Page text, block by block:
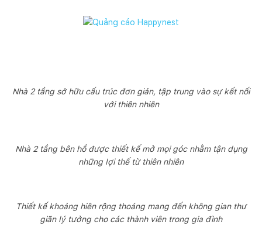
Nhà 2 tầng sở hữu cấu trúc đơn giản, tập trung vào sự kết nối
với thiên nhiên
Nhà 2 tầng bên hồ được thiết kế mở mọi góc nhằm tận dụng
những lợi thế từ thiên nhiên
Thiết kế khoảng hiên rộng thoáng mang đến không gian thư
giãn lý tưởng cho các thành viên trong gia đình